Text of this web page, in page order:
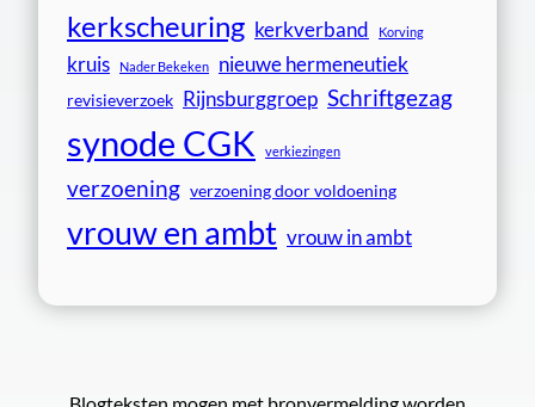
kerkscheuring kerkverband Korving
kruis Nader Bekeken nieuwe hermeneutiek
revisieverzoek Rijnsburggroep Schriftgezag
synode CGK verkiezingen
verzoening verzoening door voldoening
vrouw en ambt vrouw in ambt